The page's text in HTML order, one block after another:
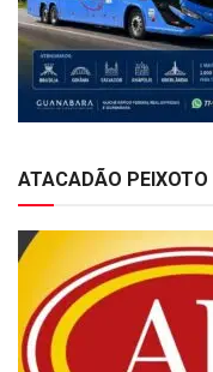
ATACADÃO PEIXOTO